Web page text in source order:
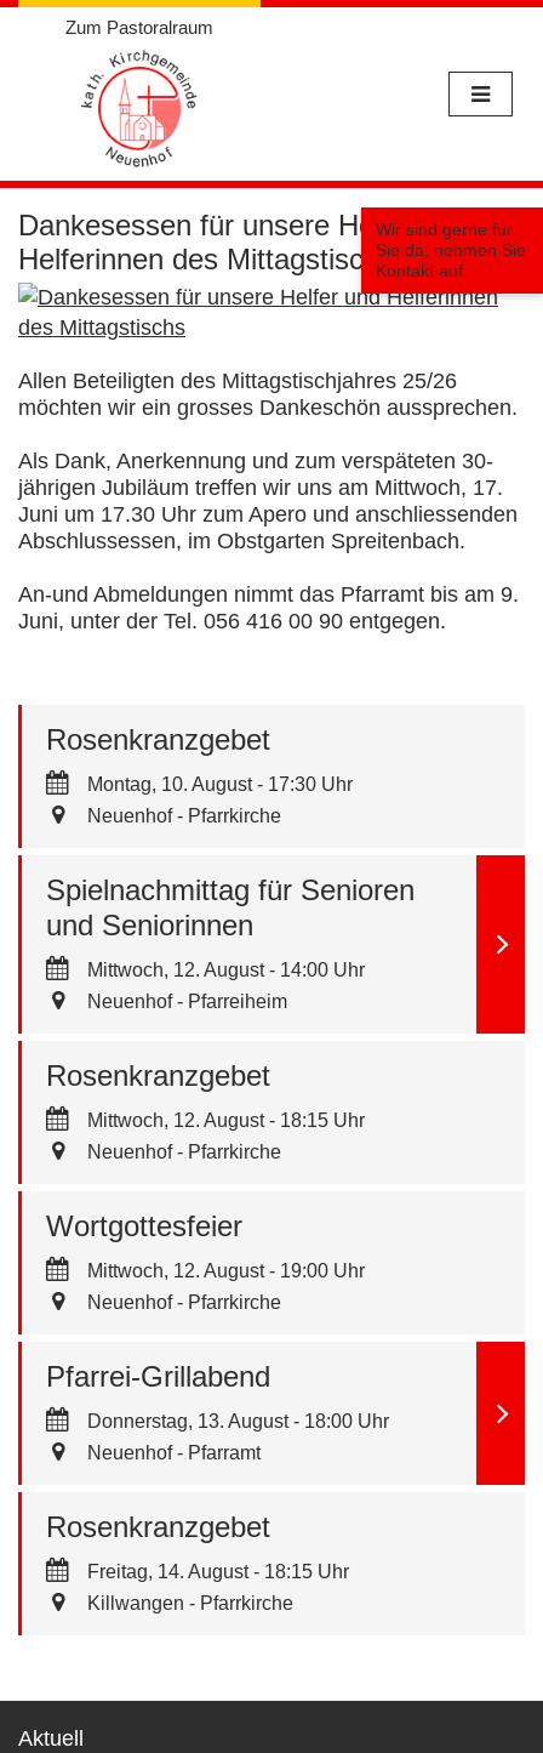
Weiter
zum
Inhalt
Zum Pastoralraum
Wir sind gerne für
Sie da, nehmen Sie
Kontakt auf...
Dankesessen für unsere Helfer und
Helferinnen des Mittagstischs
Allen Beteiligten des Mittagstischjahres 25/26
möchten wir ein grosses Dankeschön aussprechen.
Als Dank, Anerkennung und zum verspäteten 30-
jährigen Jubiläum treffen wir uns am Mittwoch, 17.
Juni um 17.30 Uhr zum Apero und anschliessenden
Abschlussessen, im Obstgarten Spreitenbach.
An-und Abmeldungen nimmt das Pfarramt bis am 9.
Juni, unter der Tel. 056 416 00 90 entgegen.
Montag, 10. August - 17:30 Uhr
Neuenhof - Pfarrkirche
Rosenkranzgebet
Mittwoch, 12. August - 14:00 Uhr
Neuenhof - Pfarreiheim
Spielnachmittag für Senioren
und Seniorinnen
Mittwoch, 12. August - 18:15 Uhr
Neuenhof - Pfarrkirche
Rosenkranzgebet
Mittwoch, 12. August - 19:00 Uhr
Neuenhof - Pfarrkirche
Wortgottesfeier
Donnerstag, 13. August - 18:00 Uhr
Neuenhof - Pfarramt
Pfarrei-Grillabend
Freitag, 14. August - 18:15 Uhr
Killwangen - Pfarrkirche
Rosenkranzgebet
Aktuell